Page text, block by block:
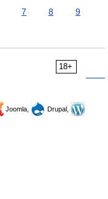
7 8
9
18+
Joomla,
Drupal,